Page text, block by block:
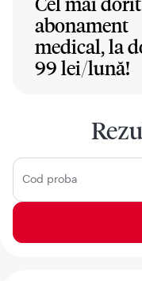
abonament
medical, la
99 lei/lună!
Cod proba